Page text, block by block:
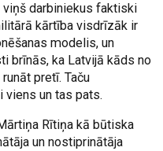
darbiniekus faktiski
kārtība visdrīzāk ir
modelis, un
brīnās, ka Latvijā kāds no
pretī. Taču
viens un tas pats.
Rītiņa kā būtiska
un nostiprinātāja